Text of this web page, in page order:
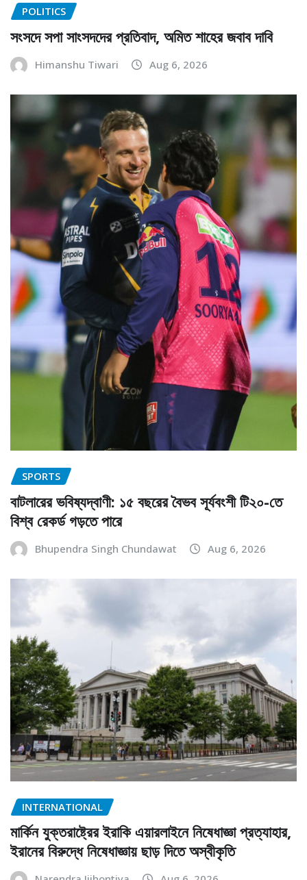
POLITICS
সংসদে সপা সাংসদদের প্রতিবাদ, অমিত শাহের জবাব দাবি
Himanshu Tiwari Aug 6, 2026
SPORTS
বাটলারের ভবিষ্যদ্বাণী: ১৫ বছরের বৈভব সূর্যবংশী টি২০-তে
বিশ্ব রেকর্ড গড়তে পারে
Bhupendra Singh Chundawat Aug 6, 2026
INTERNATIONAL
মার্কিন যুক্তরাষ্ট্রের ইরাকি এয়ারলাইনে নিষেধাজ্ঞা প্রত্যাহার,
ইরানের বিরুদ্ধে নিষেধাজ্ঞায় ছাড় দিতে অস্বীকৃতি